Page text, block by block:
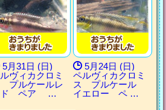
5月31日 (日)
ヴィカクロミ
プルケールレ
ド ペア …
5月24日 (日)
ペルヴィカクロミ
ス プルケール
イエロー ペ …